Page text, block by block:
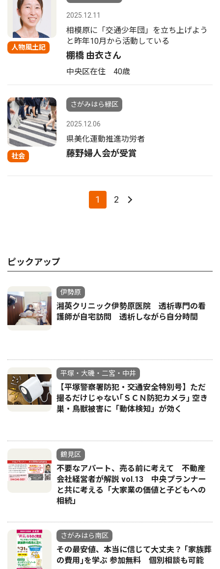
人物風土記
2025.12.11
相模原に「交通少年団」を立ち上げよう
と昨年10月から活動している
棚橋 由衣さん
中央区在住 40歳
社会
さがみはら緑区
2025.12.06
県美化運動推進功労者
藤野婦人会が受賞
1 2
ピックアップ
伊勢原
湘英クリニック伊勢原医院 透析専門の看
護師が自宅訪問 透析しながら自分時間
平塚・大磯・二宮・中井
【平塚警察署防犯・交通安全特別号】ただ
撮るだけじゃない｢ＳＣＮ防犯カメラ｣ 空き
巣・鳥獣被害に「動体検知」が効く
鶴見区
不要なアパート、売る前に考えて 不動産
会社経営者が解説 vol.13 中央プランナー
と共に考える「大家業の価値と子どもへの
相続」
さがみはら南区
その最安値、本当に信じて大丈夫？ ｢家族葬
の費用｣を学ぶ 参加無料 個別相談も可能